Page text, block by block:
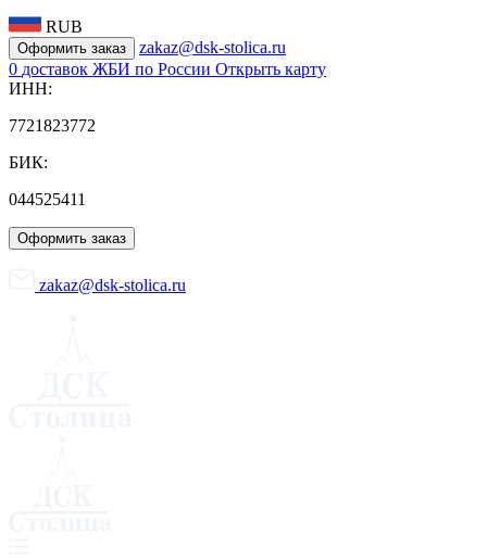
RUB
Оформить заказ
zakaz@dsk-stolica.ru
0 доставок ЖБИ по России Открыть карту
ИНН:
7721823772
БИК:
044525411
Оформить заказ
zakaz@dsk-stolica.ru